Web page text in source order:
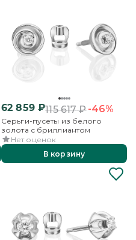
62 859₽115 617₽-46%
Серьги-пусеты из белого
золота с бриллиантом
Нет оценок
В корзину